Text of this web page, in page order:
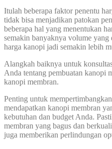
Itulah beberapa faktor penentu
tidak bisa menjadikan patokan
beberapa hal yang menentukan
semakin banyaknya volume yang
harga kanopi jadi semakin lebih
Alangkah baiknya untuk
Anda tentang pembuatan kanopi
kanopi membran.
Penting untuk
mendapatkan kanopi membran
kebutuhan dan budget Anda.
membran yang bagus dan
juga memberikan perlindungan